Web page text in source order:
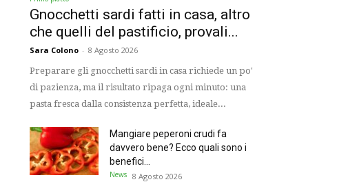
Gnocchetti sardi fatti in casa, altro
che quelli del pastificio, provali...
Sara Colono - 8 Agosto 2026
Preparare gli gnocchetti sardi in casa richiede un po'
di pazienza, ma il risultato ripaga ogni minuto: una
pasta fresca dalla consistenza perfetta, ideale...
Mangiare peperoni crudi fa
davvero bene? Ecco quali sono i
benefici...
News 8 Agosto 2026